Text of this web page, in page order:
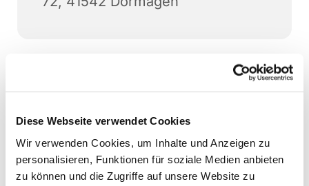
Diese Webseite verwendet Cookies
Wir verwenden Cookies, um Inhalte und Anzeigen zu
personalisieren, Funktionen für soziale Medien anbieten
zu können und die Zugriffe auf unsere Website zu